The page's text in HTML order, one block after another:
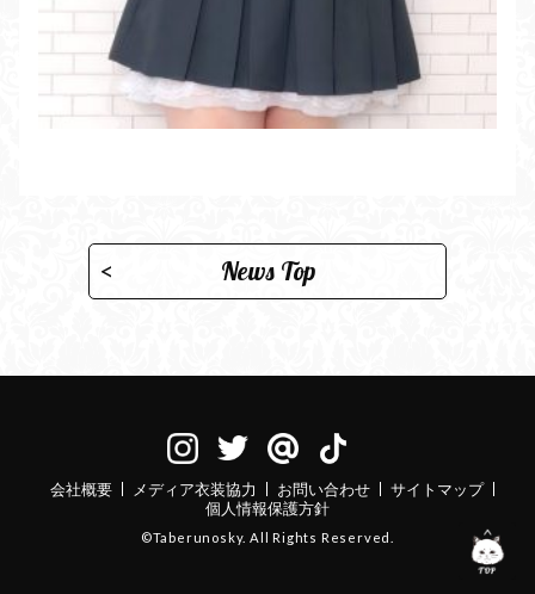
News Top
会社概要 メディア衣装協力 お問い合わせ
サイトマップ
個人情報保護方針
©Taberunosky. All Rights Reserved.